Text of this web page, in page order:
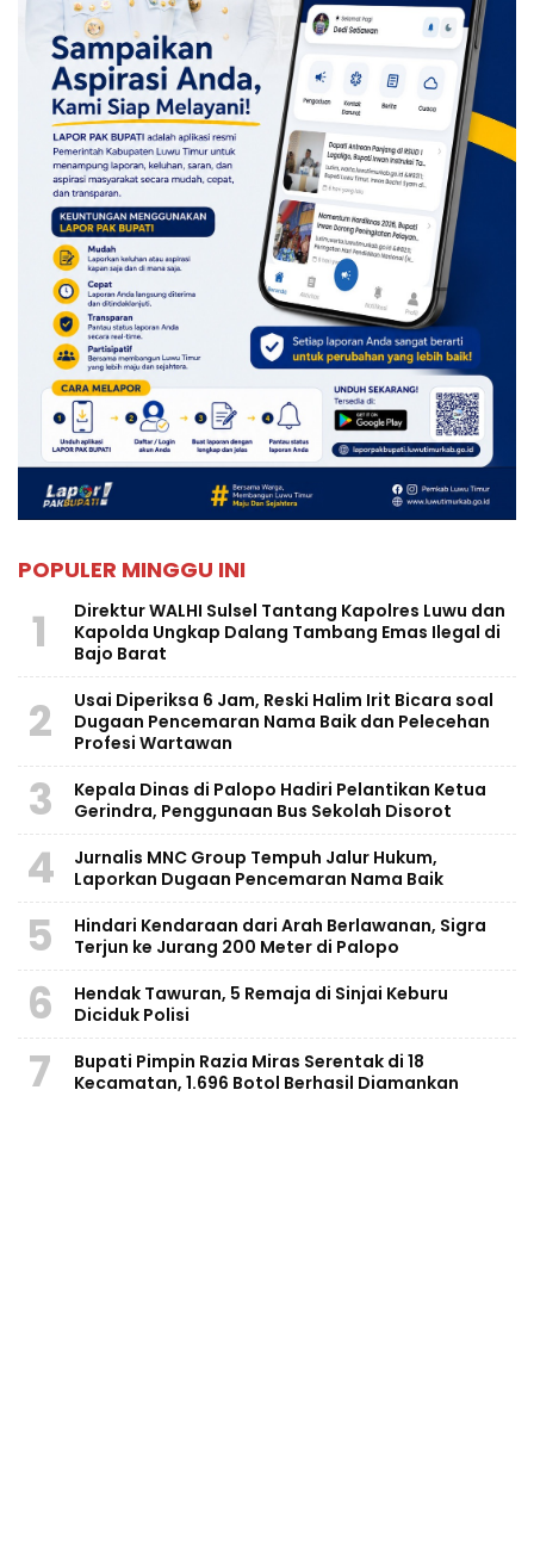
POPULER MINGGU INI
1
Direktur WALHI Sulsel Tantang Kapolres Luwu dan
Kapolda Ungkap Dalang Tambang Emas Ilegal di
Bajo Barat
2
Usai Diperiksa 6 Jam, Reski Halim Irit Bicara soal
Dugaan Pencemaran Nama Baik dan Pelecehan
Profesi Wartawan
3
Kepala Dinas di Palopo Hadiri Pelantikan Ketua
Gerindra, Penggunaan Bus Sekolah Disorot
4
Jurnalis MNC Group Tempuh Jalur Hukum,
Laporkan Dugaan Pencemaran Nama Baik
5
Hindari Kendaraan dari Arah Berlawanan, Sigra
Terjun ke Jurang 200 Meter di Palopo
6
Hendak Tawuran, 5 Remaja di Sinjai Keburu
Diciduk Polisi
7
Bupati Pimpin Razia Miras Serentak di 18
Kecamatan, 1.696 Botol Berhasil Diamankan